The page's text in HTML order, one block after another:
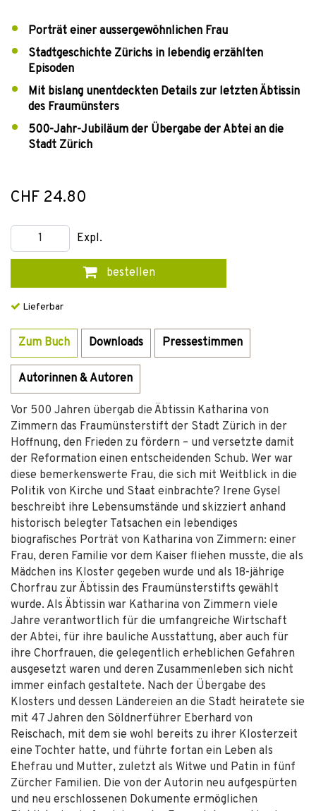
Porträt einer aussergewöhnlichen Frau
Stadtgeschichte Zürichs in lebendig erzählten
Episoden
Mit bislang unentdeckten Details zur letzten Äbtissin
des Fraumünsters
500-Jahr-Jubiläum der Übergabe der Abtei an die
Stadt Zürich
CHF 24.80
Expl.
bestellen
Lieferbar
Zum Buch Downloads Pressestimmen
Autorinnen & Autoren
Vor 500 Jahren übergab die Äbtissin Katharina von
Zimmern das Fraumünsterstift der Stadt Zürich in der
Hoffnung, den Frieden zu fördern – und versetzte damit
der Reformation einen entscheidenden Schub. Wer war
diese bemerkenswerte Frau, die sich mit Weitblick in die
Politik von Kirche und Staat einbrachte? Irene Gysel
beschreibt ihre Lebensumstände und skizziert anhand
historisch belegter Tatsachen ein lebendiges
biografisches Porträt von Katharina von Zimmern: einer
Frau, deren Familie vor dem Kaiser fliehen musste, die als
Mädchen ins Kloster gegeben wurde und als 18-jährige
Chorfrau zur Äbtissin des Fraumünsterstifts gewählt
wurde. Als Äbtissin war Katharina von Zimmern viele
Jahre verantwortlich für die umfangreiche Wirtschaft
der Abtei, für ihre bauliche Ausstattung, aber auch für
ihre Chorfrauen, die gelegentlich erheblichen Gefahren
ausgesetzt waren und deren Zusammenleben sich nicht
immer einfach gestaltete. Nach der Übergabe des
Klosters und dessen Ländereien an die Stadt heiratete sie
mit 47 Jahren den Söldnerführer Eberhard von
Reischach, mit dem sie wohl bereits zu ihrer Klosterzeit
eine Tochter hatte, und führte fortan ein Leben als
Ehefrau und Mutter, zuletzt als Witwe und Patin in fünf
Zürcher Familien. Die von der Autorin neu aufgespürten
und neu erschlossenen Dokumente ermöglichen